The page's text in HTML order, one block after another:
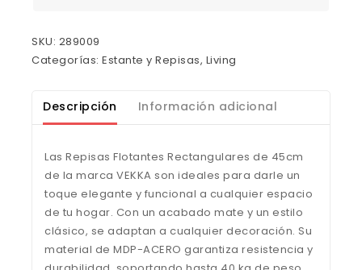
SKU: 289009
Categorías: Estante y Repisas, Living
Descripción Información adicional
Las Repisas Flotantes Rectangulares de 45cm
de la marca VEKKA son ideales para darle un
toque elegante y funcional a cualquier espacio
de tu hogar. Con un acabado mate y un estilo
clásico, se adaptan a cualquier decoración. Su
material de MDP-ACERO garantiza resistencia y